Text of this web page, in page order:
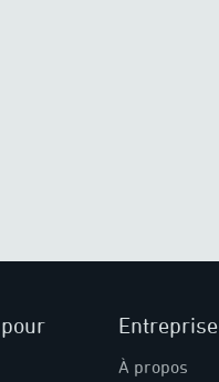
Entreprise
À propos